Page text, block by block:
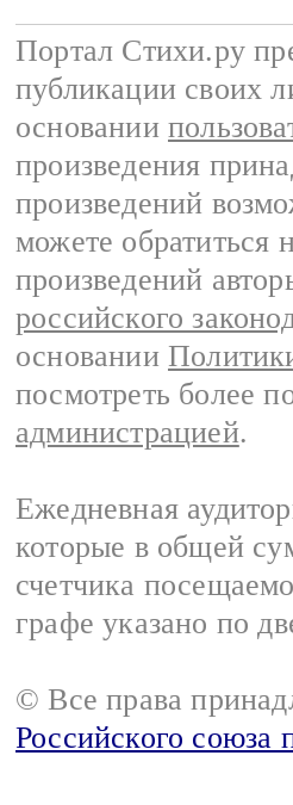
Портал Стихи.ру
публикации своих
основании
произведения
произведений
можете обратиться
произведений
российского
основании
посмотреть более
администрацией.
Ежедневная
которые в общей
счетчика
графе указано по
© Все права
Российского союза